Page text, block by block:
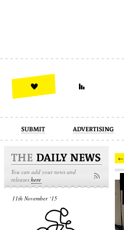
design illustration
You can add your news and
releaseshere
11th November ‘15
←